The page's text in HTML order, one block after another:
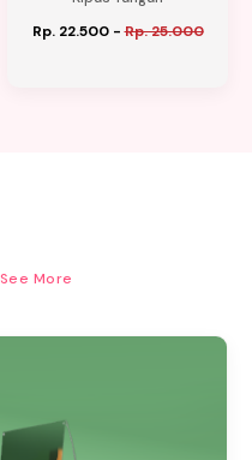
Rp. 22.500-Rp. 25.000
See More